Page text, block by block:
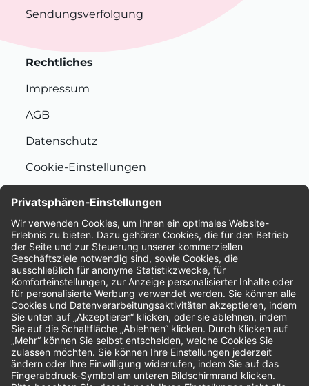
Sendungsverfolgung
Rechtliches
Impressum
AGB
Datenschutz
Cookie-Einstellungen
Bewertungen